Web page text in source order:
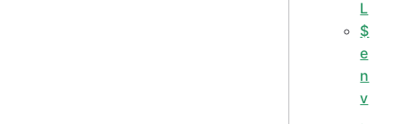
L
$
e
n
v
.